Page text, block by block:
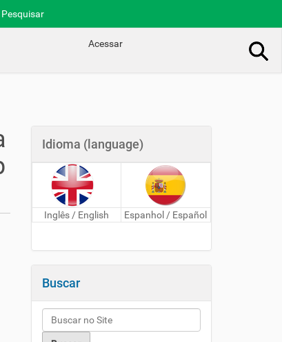
Pesquisar
Acessar
Idioma (language)
Inglês / English Espanhol / Español
Buscar